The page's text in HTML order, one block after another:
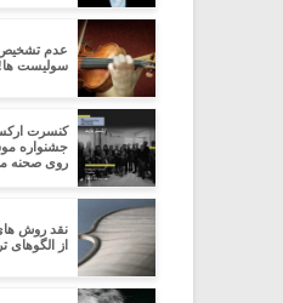
عدم
سولیست ها!
کنسرت
جشنواره
روی صحنه
نقد روش
از الگوهای